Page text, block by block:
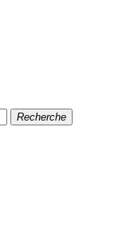
Recherche